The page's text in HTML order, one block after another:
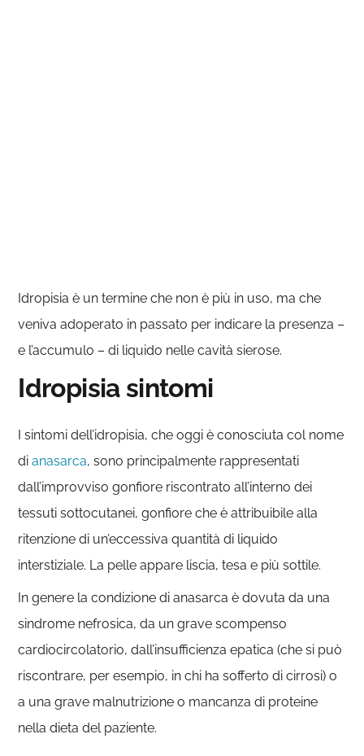
Idropisia è un termine che non è più in uso, ma che
veniva adoperato in passato per indicare la presenza –
e l’accumulo – di liquido nelle cavità sierose.
Idropisia sintomi
I sintomi dell’idropisia, che oggi è conosciuta col nome
dianasarca, sono principalmente rappresentati
dall’improvviso gonfiore riscontrato all’interno dei
tessuti sottocutanei, gonfiore che è attribuibile alla
ritenzione di un’eccessiva quantità di liquido
interstiziale. La pelle appare liscia, tesa e più sottile.
In genere la condizione di anasarca è dovuta da una
sindrome nefrosica, da un grave scompenso
cardiocircolatorio, dall’insufficienza epatica (che si può
riscontrare, per esempio, in chi ha sofferto di cirrosi) o
a una grave malnutrizione o mancanza di proteine
nella dieta del paziente.